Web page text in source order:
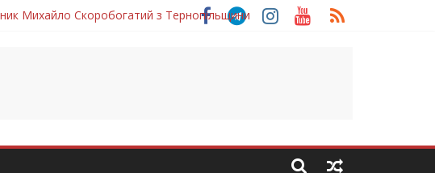
Михайло Скоробогатий з Тернопільщини